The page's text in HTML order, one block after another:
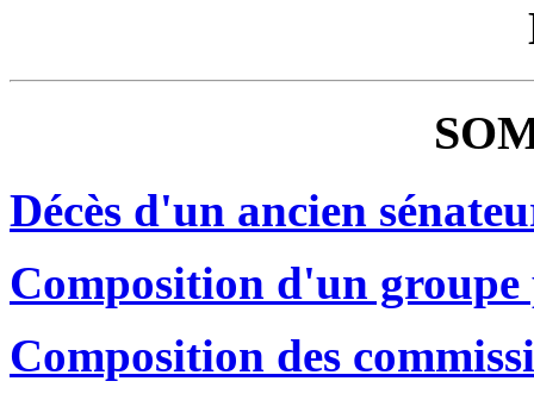
Décès d'un ancien
Composition d'un
Composition des